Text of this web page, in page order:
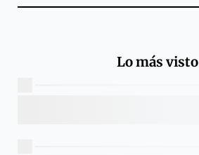
Lo más visto